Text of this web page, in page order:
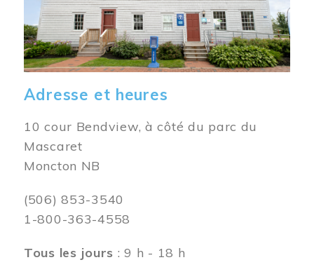
Adresse et heures
10 cour Bendview, à côté du parc du
Mascaret
Moncton NB
(506) 853-3540
1-800-363-4558
Tous les jours : 9 h - 18 h